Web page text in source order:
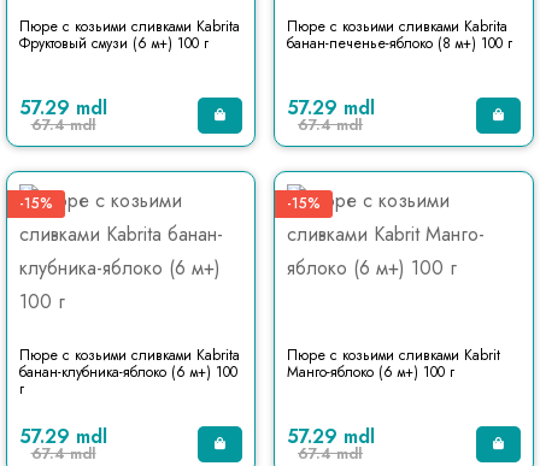
Пюре с козьими сливками Kabrita
Фруктовый смузи (6 м+) 100 г
57.29 mdl
67.4 mdl
Пюре с козьими сливками Kabrita
банан-печенье-яблоко (8 м+) 100 г
57.29 mdl
67.4 mdl
-15%
Пюре с козьими сливками Kabrita
банан-клубника-яблоко (6 м+) 100
г
57.29 mdl
67.4 mdl
-15%
Пюре с козьими сливками Kabrit
Манго-яблоко (6 м+) 100 г
57.29 mdl
67.4 mdl